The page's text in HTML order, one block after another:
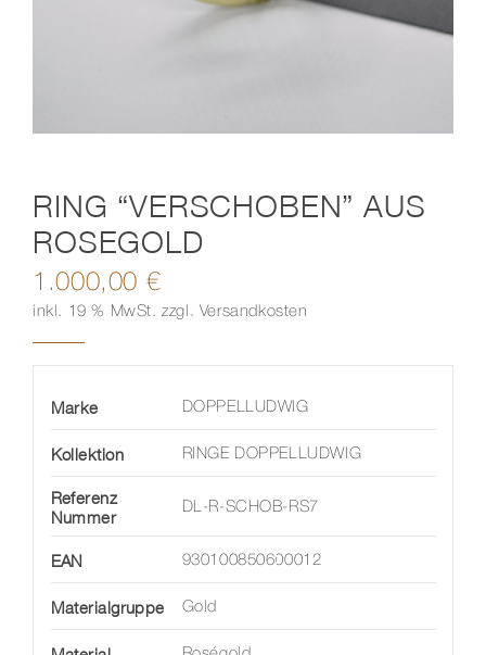
RING “VERSCHOBEN” AUS
ROSEGOLD
1.000,00 €
inkl. 19 % MwSt. zzgl. Versandkosten
Marke DOPPELLUDWIG
Kollektion RINGE DOPPELLUDWIG
Referenz
Nummer
DL-R-SCHOB-RS7
EAN 930100850600012
Materialgruppe Gold